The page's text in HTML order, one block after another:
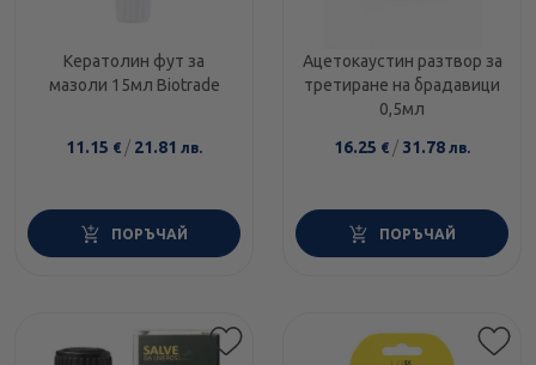
Кератолин фут за
мазоли 15мл Biotrade
11.15 € / 21.81 лв.
ПОРЪЧАЙ
Ацетокаустин разтвор за
третиране на брадавици
0,5мл
16.25 € / 31.78 лв.
ПОРЪЧАЙ